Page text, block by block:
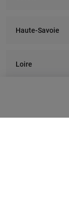
Haute-Savoie
Loire